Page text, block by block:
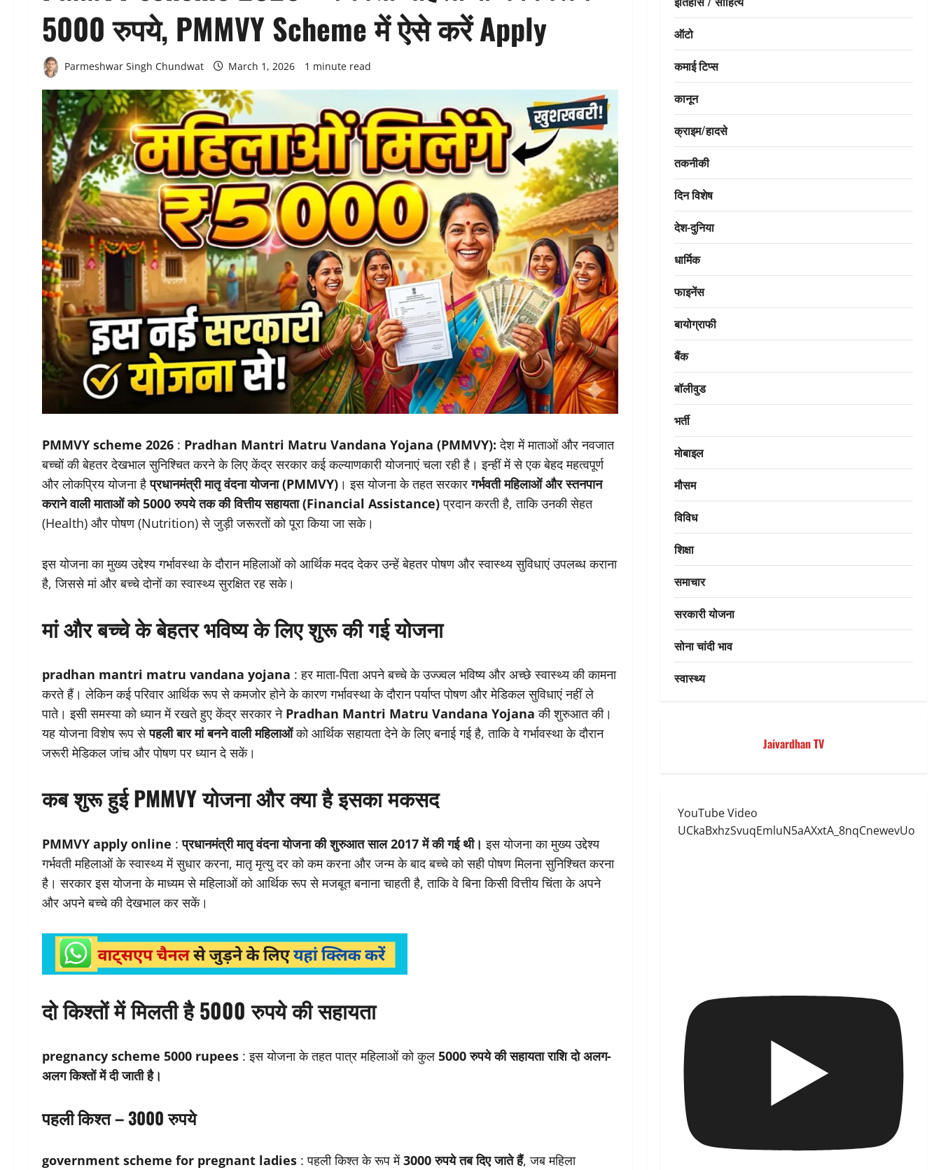
5000 रुपये, PMMVY Scheme में ऐसे करें Apply
Parmeshwar Singh Chundwat March 1, 2026 1 minute read
PMMVY scheme 2026 : Pradhan Mantri Matru Vandana Yojana (PMMVY): देश में माताओं और नवजात
बच्चों की बेहतर देखभाल सुनिश्चित करने के लिए केंद्र सरकार कई कल्याणकारी योजनाएं चला रही है। इन्हीं में से एक बेहद महत्वपूर्ण
और लोकप्रिय योजना हैप्रधानमंत्री मातृ वंदना योजना (PMMVY) । इस योजना के तहत सरकारगर्भवती महिलाओं और स्तनपान
कराने वाली माताओं को 5000 रुपये तक की वित्तीय सहायता (Financial Assistance)प्रदान करती है, ताकि उनकी सेहत
(Health) और पोषण (Nutrition) से जुड़ी जरूरतों को पूरा किया जा सके।
इस योजना का मुख्य उद्देश्य गर्भावस्था के दौरान महिलाओं को आर्थिक मदद देकर उन्हें बेहतर पोषण और स्वास्थ्य सुविधाएं उपलब्ध कराना
है, जिससे मां और बच्चे दोनों का स्वास्थ्य सुरक्षित रह सके।
मां और बच्चे के बेहतर भविष्य के लिए शुरू की गई योजना
pradhan mantri matru vandana yojana : हर माता-पिता अपने बच्चे के उज्ज्वल भविष्य और अच्छे स्वास्थ्य की कामना
करते हैं। लेकिन कई परिवार आर्थिक रूप से कमजोर होने के कारण गर्भावस्था के दौरान पर्याप्त पोषण और मेडिकल सुविधाएं नहीं ले
पाते। इसी समस्या को ध्यान में रखते हुए केंद्र सरकार ने Pradhan Mantri Matru Vandana Yojana की शुरुआत की।
यह योजना विशेष रूप सेपहली बार मां बनने वाली महिलाओंको आर्थिक सहायता देने के लिए बनाई गई है, ताकि वे गर्भावस्था के दौरान
जरूरी मेडिकल जांच और पोषण पर ध्यान दे सकें।
कब शुरू हुई PMMVY योजना और क्या है इसका मकसद
PMMVY apply online :प्रधानमंत्री मातृ वंदना योजना की शुरुआत साल 2017 में की गई थी। इस योजना का मुख्य उद्देश्य
गर्भवती महिलाओं के स्वास्थ्य में सुधार करना, मातृ मृत्यु दर को कम करना और जन्म के बाद बच्चे को सही पोषण मिलना सुनिश्चित करना
है। सरकार इस योजना के माध्यम से महिलाओं को आर्थिक रूप से मजबूत बनाना चाहती है, ताकि वे बिना किसी वित्तीय चिंता के अपने
और अपने बच्चे की देखभाल कर सकें।
दो किश्तों में मिलती है 5000 रुपये की सहायता
pregnancy scheme 5000 rupees : इस योजना के तहत पात्र महिलाओं को कुल 5000 रुपये की सहायता राशि दो अलग-
अलग किश्तों में दी जाती है।
पहली किश्त – 3000 रुपये
government scheme for pregnant ladies : पहली किश्त के रूप में3000 रुपये तब दिए जाते हैं, जब महिला
ऑटो
कमाई टिप्स
कानून
क्राइम/हादसे
तकनीकी
दिन विशेष
देश-दुनिया
धार्मिक
फाइनेंस
बायोग्राफी
बैंक
बॉलीवुड
भर्ती
मोबाइल
मौसम
विविध
शिक्षा
समाचार
सरकारी योजना
सोना चांदी भाव
स्वास्थ्य
Jaivardhan TV
YouTube Video
UCkaBxhzSvuqEmluN5aAXxtA_8nqCnewevUo